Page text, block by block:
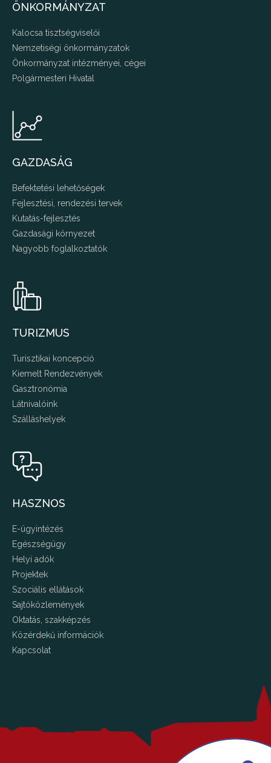
ÖNKORMÁNYZAT
Kalocsa tisztségviselői
Nemzetiségi önkormányzatok
Önkormányzat intézményei, cégei
Polgármesteri Hivatal
GAZDASÁG
Befektetési lehetőségek
Fejlesztési, rendezési tervek
Kutatás-fejlesztés
Gazdasági környezet
Nagyobb foglalkoztatók
TURIZMUS
Turisztikai koncepció
Kiemelt Rendezvények
Gasztronómia
Látnivalóink
Szálláshelyek
HASZNOS
E-ügyintézés
Egészségügy
Helyi adók
Projektek
Szociális ellátások
Sajtóközlemények
Oktatás, szakképzés
Közérdekű információk
Kapcsolat